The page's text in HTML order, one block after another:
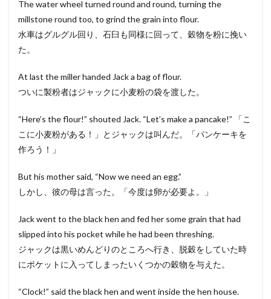
The water wheel turned round and round, turning the
millstone round too, to grind the grain into flour.
水車はグルグル回り、石臼も同様に回って、穀物を粉に挽い
た。
At last the miller handed Jack a bag of flour.
ついに製粉者はジャックに小麦粉の袋を渡した。
“Here’s the flour!” shouted Jack. “Let’s make a pancake!” 「こ
こに小麦粉がある！」とジャックは叫んだ。「パンケーキを
作ろう！」
But his mother said, “Now we need an egg.”
しかし、彼の母は言った。「今度は卵が必要よ。」
Jack went to the black hen and fed her some grain that had
slipped into his pocket while he had been threshing.
ジャックは黒いめんどりのところへ行き、脱穀をしていた時
にポケットに入ってしまったいくつかの穀物を与えた。
“Clock!” said the black hen and went inside the hen house.